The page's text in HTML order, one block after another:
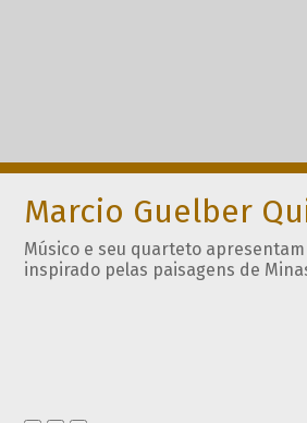
Marcio Guelber
Músico e seu quarteto
inspirado pelas paisagens de